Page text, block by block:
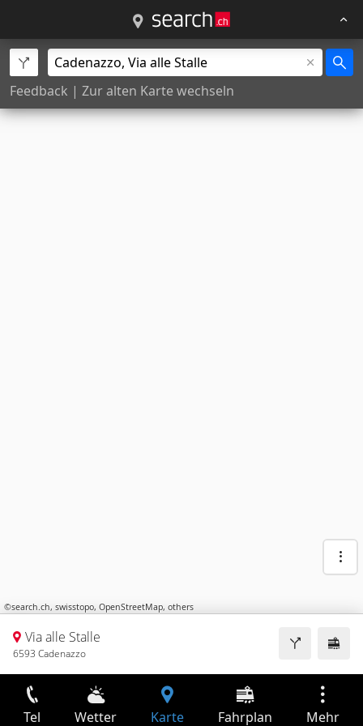
Feedback | Zur alten Karte wechseln
©search.ch, swisstopo, OpenStreetMap, others
Via alle Stalle
6593 Cadenazzo
Tel Wetter Karte Fahrplan Mehr